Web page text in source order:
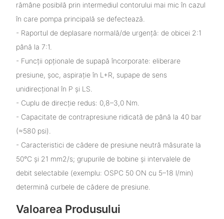
rămâne posibilă prin intermediul contorului mai mic în cazul
în care pompa principală se defectează.
- Raportul de deplasare normală/de urgență: de obicei 2:1
până la 7:1.
- Funcții opționale de supapă încorporate: eliberare
presiune, șoc, aspirație în L+R, supape de sens
unidirecțional în P și LS.
- Cuplu de direcție redus: 0,8–3,0 Nm.
- Capacitate de contrapresiune ridicată de până la 40 bar
(≈580 psi).
- Caracteristici de cădere de presiune neutră măsurate la
50°C și 21 mm2/s; grupurile de bobine și intervalele de
debit selectabile (exemplu: OSPC 50 ON cu 5–18 l/min)
determină curbele de cădere de presiune.
Valoarea Produsului